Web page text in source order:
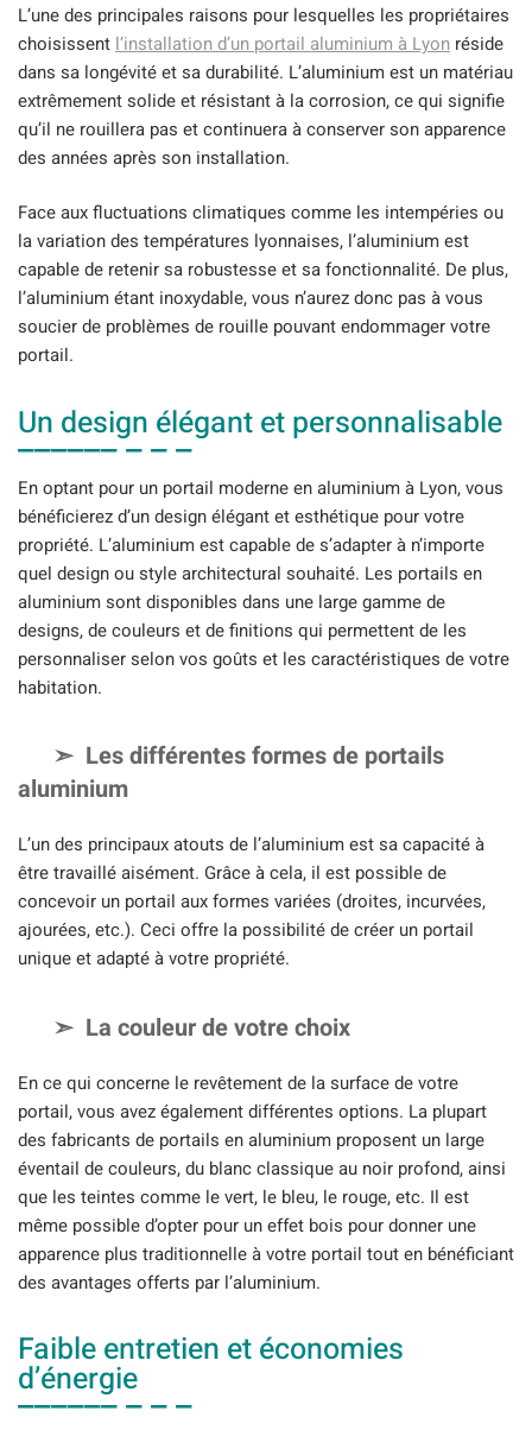
L’une des principales raisons pour lesquelles les propriétaires
choisissent l’installation d’un portail aluminium à Lyon réside
dans sa longévité et sa durabilité. L’aluminium est un matériau
extrêmement solide et résistant à la corrosion, ce qui signifie
qu’il ne rouillera pas et continuera à conserver son apparence
des années après son installation.
Face aux fluctuations climatiques comme les intempéries ou
la variation des températures lyonnaises, l’aluminium est
capable de retenir sa robustesse et sa fonctionnalité. De plus,
l’aluminium étant inoxydable, vous n’aurez donc pas à vous
soucier de problèmes de rouille pouvant endommager votre
portail.
Un design élégant et personnalisable
En optant pour un portail moderne en aluminium à Lyon, vous
bénéficierez d’un design élégant et esthétique pour votre
propriété. L’aluminium est capable de s’adapter à n’importe
quel design ou style architectural souhaité. Les portails en
aluminium sont disponibles dans une large gamme de
designs, de couleurs et de finitions qui permettent de les
personnaliser selon vos goûts et les caractéristiques de votre
habitation.
Les différentes formes de portails
aluminium
L’un des principaux atouts de l’aluminium est sa capacité à
être travaillé aisément. Grâce à cela, il est possible de
concevoir un portail aux formes variées (droites, incurvées,
ajourées, etc.). Ceci offre la possibilité de créer un portail
unique et adapté à votre propriété.
La couleur de votre choix
En ce qui concerne le revêtement de la surface de votre
portail, vous avez également différentes options. La plupart
des fabricants de portails en aluminium proposent un large
éventail de couleurs, du blanc classique au noir profond, ainsi
que les teintes comme le vert, le bleu, le rouge, etc. Il est
même possible d’opter pour un effet bois pour donner une
apparence plus traditionnelle à votre portail tout en bénéficiant
des avantages offerts par l’aluminium.
Faible entretien et économies
d’énergie